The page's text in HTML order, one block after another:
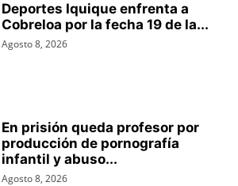
Deportes Iquique enfrenta a
Cobreloa por la fecha 19 de la...
Agosto 8, 2026
En prisión queda profesor por
producción de pornografía
infantil y abuso...
Agosto 8, 2026